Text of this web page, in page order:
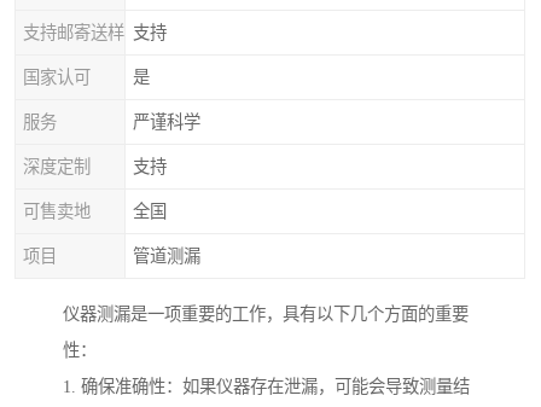
支持邮寄送样 支持
国家认可 是
服务 严谨科学
深度定制 支持
可售卖地 全国
项目 管道测漏
仪器测漏是一项重要的工作，具有以下几个方面的重要
性：
1. 确保准确性：如果仪器存在泄漏，可能会导致测量结